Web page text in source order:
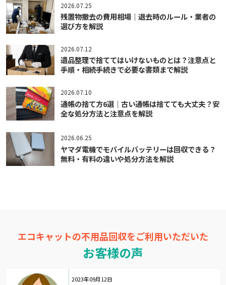
2026.07.25
残置物撤去の費用相場｜退去時のルール・業者の
選び方を解説
2026.07.12
遺品整理で捨ててはいけないものとは？注意点と
手順・相続手続きで必要な書類まで解説
2026.07.10
通帳の捨て方6選｜古い通帳は捨てても大丈夫？安
全な処分方法と注意点を解説
2026.06.25
ヤマダ電機でモバイルバッテリーは回収できる？
無料・有料の違いや処分方法を解説
エコキャットの不用品回収をご利用いただいた
お客様の声
2023年09月12日